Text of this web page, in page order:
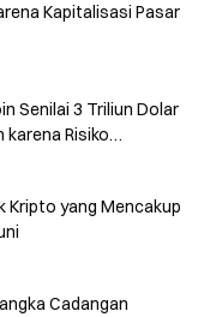
Kapitalisasi Pasar
Senilai 3 Triliun Dolar
karena Risiko
Kripto yang Mencakup
Cadangan